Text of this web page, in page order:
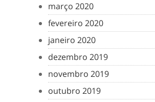
março 2020
fevereiro 2020
janeiro 2020
dezembro 2019
novembro 2019
outubro 2019